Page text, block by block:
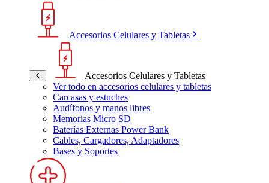
Accesorios Celulares y Tabletas
Accesorios Celulares y Tabletas
Ver todo en accesorios celulares y tabletas
Carcasas y estuches
Audífonos y manos libres
Memorias Micro SD
Baterías Externas Power Bank
Cables, Cargadores, Adaptadores
Bases y Soportes